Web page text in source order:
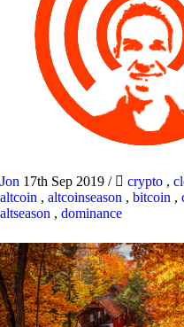
Jon 17th Sep 2019 / crypto ,
altcoin , altcoinseason , bitcoin ,
altseason , dominance